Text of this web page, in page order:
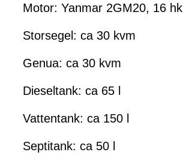
Motor: Yanmar 2GM20, 16 hk
Storsegel: ca 30 kvm
Genua: ca 30 kvm
Dieseltank: ca 65 l
Vattentank: ca 150 l
Septitank: ca 50 l